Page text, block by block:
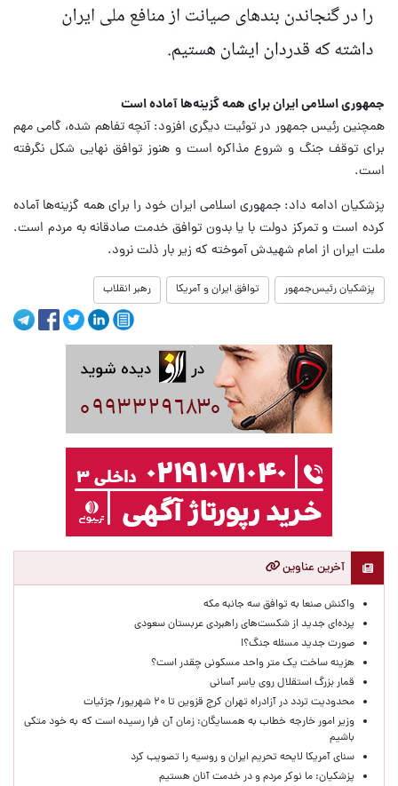
جمهوری اسلامی ایران برای همه گزینه‌ها آماده است
همچنین رئیس جمهور در توئیت دیگری افزود: آنچه تفاهم شده، گامی مهم
برای توقف جنگ و شروع مذاکره است و هنوز توافق نهایی شکل نگرفته
است.
پزشکیان ادامه داد: جمهوری اسلامی ایران خود را برای همه گزینه‌ها آماده
کرده است و تمرکز دولت با یا بدون توافق خدمت صادقانه به مردم است.
ملت ایران از امام شهیدش آموخته که زیر بار ذلت نرود.
پزشکیان رئیس‌جمهور توافق ایران و آمریکا رهبر انقلاب
آخرین عناوین
واکنش صنعا به توافق سه جانبه مکه
پرده‌ای جدید از شکست‌های راهبردی عربستان سعودی
صورت جدید مسئله جنگ؟!
هزینه ساخت یک متر واحد مسکونی چقدر است؟
قمار بزرگ استقلال روی یاسر آسانی
محدودیت تردد در آزادراه تهران کرج قزوین تا ۲۰ شهریور/ جزئیات
وزیر امور خارجه خطاب به همسایگان: زمان آن فرا رسیده است که به خود متکی
باشیم
سنای آمریکا لایحه تحریم ایران و روسیه را تصویب کرد
پزشکیان: ما نوکر مردم و در خدمت آنان هستیم